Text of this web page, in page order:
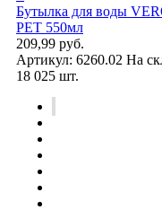
Бутылка для воды
PET 550мл
209,99 руб.
Артикул: 6260.02 На
18 025 шт.